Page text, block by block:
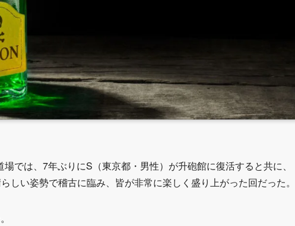
では、7年ぶりにS（東京都・男性）が升砲館に復活すると共に、
しい姿勢で稽古に臨み、皆が非常に楽しく盛り上がった回だった。